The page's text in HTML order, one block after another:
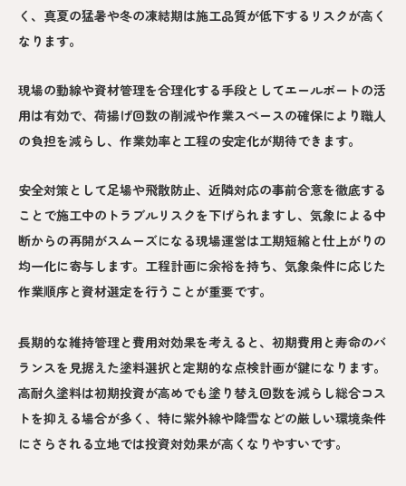
く、真夏の猛暑や冬の凍結期は施工品質が低下するリスクが高く
なります。
現場の動線や資材管理を合理化する手段としてエールポートの活
用は有効で、荷揚げ回数の削減や作業スペースの確保により職人
の負担を減らし、作業効率と工程の安定化が期待できます。
安全対策として足場や飛散防止、近隣対応の事前合意を徹底する
ことで施工中のトラブルリスクを下げられますし、気象による中
断からの再開がスムーズになる現場運営は工期短縮と仕上がりの
均一化に寄与します。工程計画に余裕を持ち、気象条件に応じた
作業順序と資材選定を行うことが重要です。
長期的な維持管理と費用対効果を考えると、初期費用と寿命のバ
ランスを見据えた塗料選択と定期的な点検計画が鍵になります。
高耐久塗料は初期投資が高めでも塗り替え回数を減らし総合コス
トを抑える場合が多く、特に紫外線や降雪などの厳しい環境条件
にさらされる立地では投資対効果が高くなりやすいです。